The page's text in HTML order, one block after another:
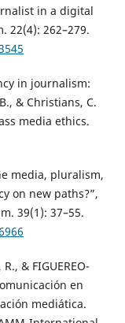
in a digital
22(4): 262–279.
in journalism:
& Christians, C.
media ethics.
media, pluralism,
on new paths?”,
39(1): 37–55.
& FIGUEREO-
en
mediática.